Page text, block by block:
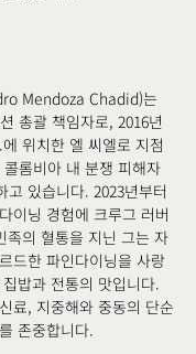
Mendoza Chadid)는
총괄 책임자로, 2016년
위치한 엘 씨엘로 지점
롬비아 내 분쟁 피해자
있습니다. 2023년부터
닝 경험에 크루그 러버
의 혈통을 지닌 그는 자
드한 파인다이닝을 사랑
밥과 전통의 맛입니다.
료, 지중해와 중동의 단순
존중합니다.